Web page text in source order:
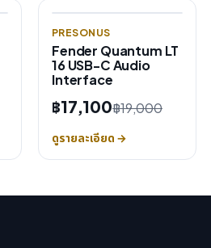
PRESONUS
Fender Quantum LT
16 USB-C Audio
Interface
฿17,100฿19,000
ดูรายละเอียด →